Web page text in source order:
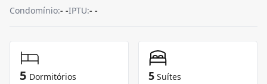
Condomínio:- -IPTU:- -
5 Dormitórios 5 Suítes